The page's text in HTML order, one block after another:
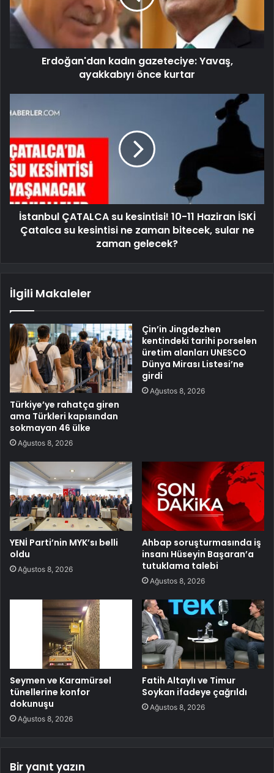
Erdoğan'dan kadın gazeteciye: Yavaş,
ayakkabıyı önce kurtar
İstanbul ÇATALCA su kesintisi! 10-11 Haziran İSKİ
Çatalca su kesintisi ne zaman bitecek, sular ne
zaman gelecek?
İlgili Makaleler
Türkiye’ye rahatça giren
ama Türkleri kapısından
sokmayan 46 ülke
Ağustos 8, 2026
Çin’in Jingdezhen
kentindeki tarihi porselen
üretim alanları UNESCO
Dünya Mirası Listesi’ne
girdi
Ağustos 8, 2026
YENİ Parti’nin MYK’sı belli
oldu
Ağustos 8, 2026
Ahbap soruşturmasında iş
insanı Hüseyin Başaran’a
tutuklama talebi
Ağustos 8, 2026
Seymen ve Karamürsel
tünellerine konfor
dokunuşu
Ağustos 8, 2026
Fatih Altaylı ve Timur
Soykan ifadeye çağrıldı
Ağustos 8, 2026
Bir yanıt yazın